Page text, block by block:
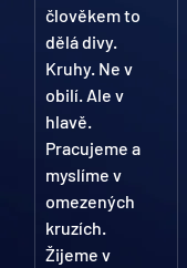
člověkem to
dělá divy.
Kruhy. Ne v
obilí. Ale v
hlavě.
Pracujeme a
myslíme v
omezených
kruzích.
Žijeme v